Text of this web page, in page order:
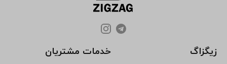
زیگزاگ خدمات مشتریان